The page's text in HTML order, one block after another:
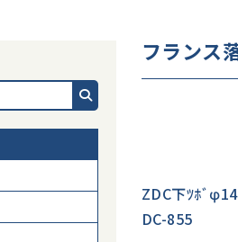
フランス
ZDC下ﾂﾎﾞ
DC-855